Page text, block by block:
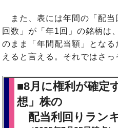
また、表には年間の「配当
回数」が「年1回」の銘柄は
のまま「年間配当額」とな
えると言える。それではさっ
■8月に権利が確定
想」株の
配当利回りラン